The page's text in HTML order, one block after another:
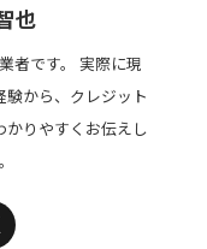
也
者です。 実際に現
から、クレジット
かりやすくお伝えし